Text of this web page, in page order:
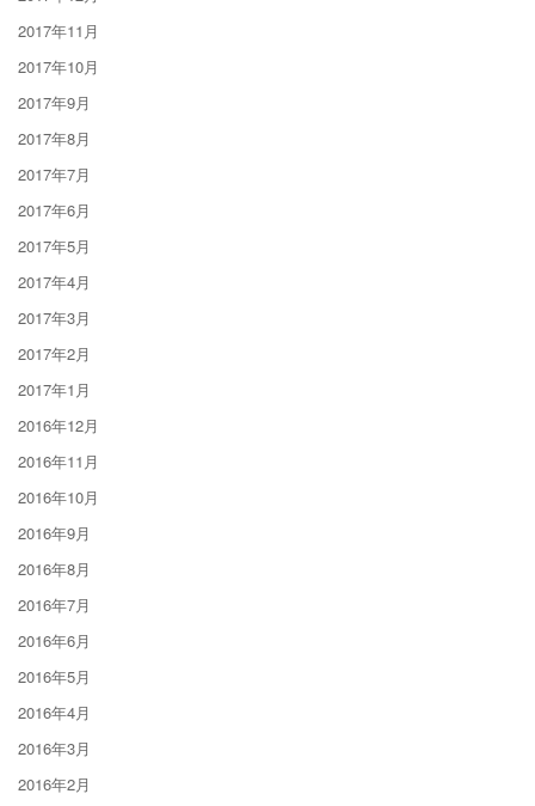
2017年11月
2017年10月
2017年9月
2017年8月
2017年7月
2017年6月
2017年5月
2017年4月
2017年3月
2017年2月
2017年1月
2016年12月
2016年11月
2016年10月
2016年9月
2016年8月
2016年7月
2016年6月
2016年5月
2016年4月
2016年3月
2016年2月